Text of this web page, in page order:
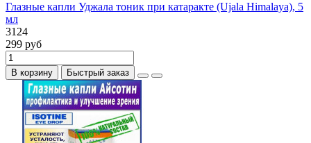
Глазные капли Уджала тоник при катаракте (Ujala Himalaya), 5
мл
3124
299 руб
В корзину Быстрый заказ